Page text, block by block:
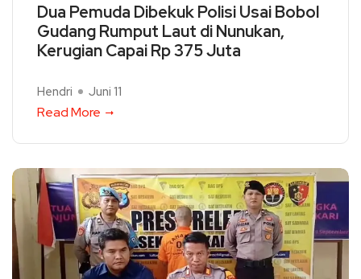
Dua Pemuda Dibekuk Polisi Usai Bobol
Gudang Rumput Laut di Nunukan,
Kerugian Capai Rp 375 Juta
Hendri Juni 11
Read More